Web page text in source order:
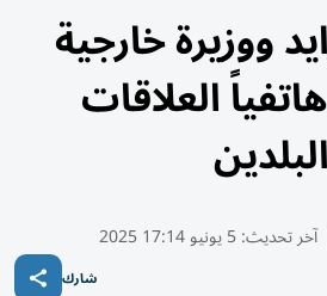
ووزيرة خارجية
العلاقات
آخر تحديث:5 يونيو 17:14 2025
شارك